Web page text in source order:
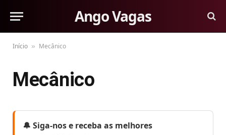
Ango Vagas
Início » Mecânico
Mecânico
🔔 Siga-nos e receba as melhores